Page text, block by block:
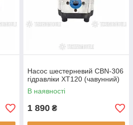
Насос шестерневий CBN-306
гідравліки XT120 (чавунний)
В наявності
1 890 ₴